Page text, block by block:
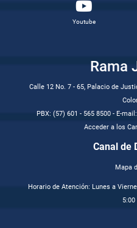
Youtube
Rama
Calle 12 No. 7 - 65, Palacio de
PBX: (57) 601 - 565 8500 - E-
Acceder a los
Canal de
Mapa
Horario de Atención: Lunes a
5:00